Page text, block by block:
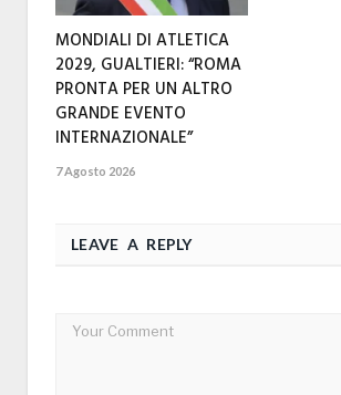
MONDIALI DI ATLETICA
2029, GUALTIERI: “ROMA
PRONTA PER UN ALTRO
GRANDE EVENTO
INTERNAZIONALE”
7 Agosto 2026
LEAVE A REPLY